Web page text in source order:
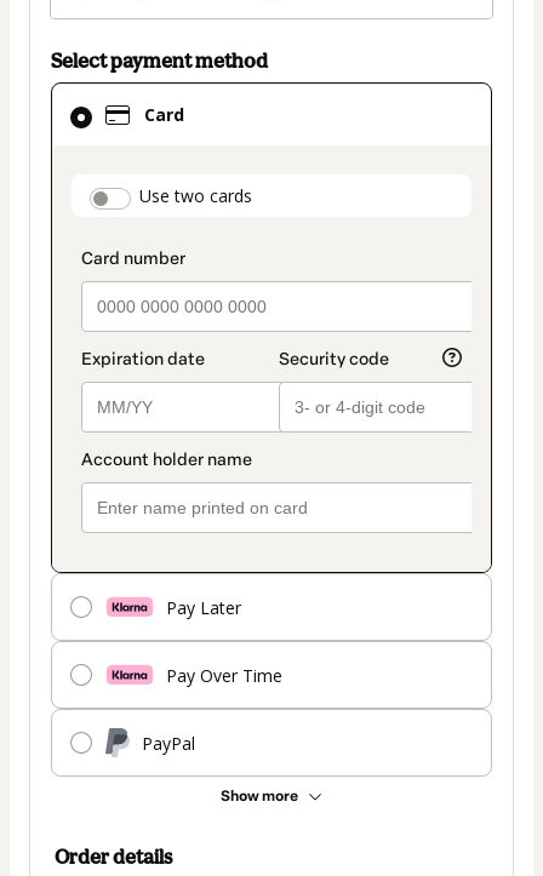
Select payment method
Card
payment_data.section_title_v2
Use two cards
Pay Later
Pay Over Time
PayPal
Show more
Card
selected
method
Order details